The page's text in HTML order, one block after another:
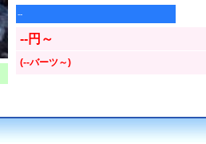
--
--円～
(--バーツ～)